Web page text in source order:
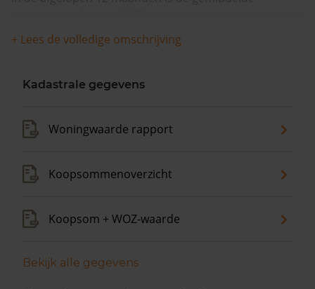
+ Lees de volledige omschrijving
Kadastrale gegevens
Woningwaarde rapport
Koopsommenoverzicht
Koopsom + WOZ-waarde
Bekijk alle gegevens